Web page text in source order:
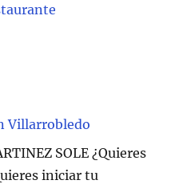
Villarrobledo
SOLE ¿Quieres
iniciar tu